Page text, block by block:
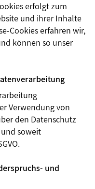
erfolgt zum
und ihrer Inhalte
Cookies erfahren wir,
können so unser
Verwendung von
den Datenschutz
und soweit
und